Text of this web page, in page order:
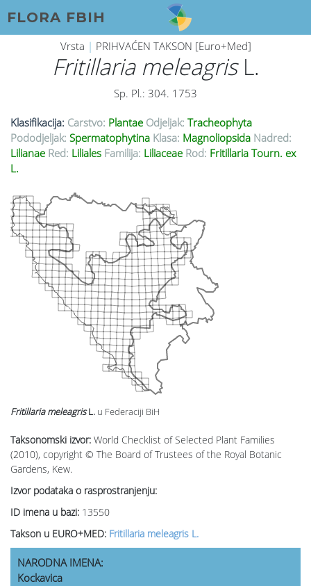
FLORA FBIH
Vrsta | PRIHVAĆEN TAKSON [Euro+Med]
Fritillaria meleagris L.
Sp. Pl.: 304. 1753
Klasifikacija: Carstvo: Plantae Odjeljak: Tracheophyta
Pododjeljak: Spermatophytina Klasa: Magnoliopsida Nadred:
Lilianae Red: Liliales Familija: Liliaceae Rod: Fritillaria Tourn. ex
L.
Taksonomski izvor: World Checklist of Selected Plant Families
(2010), copyright © The Board of Trustees of the Royal Botanic
Gardens, Kew.
Izvor podataka o rasprostranjenju:
ID imena u bazi: 13550
Takson u EURO+MED: Fritillaria meleagris L.
Fritillaria meleagrisL. u Federaciji BiH
NARODNA IMENA:
Kockavica